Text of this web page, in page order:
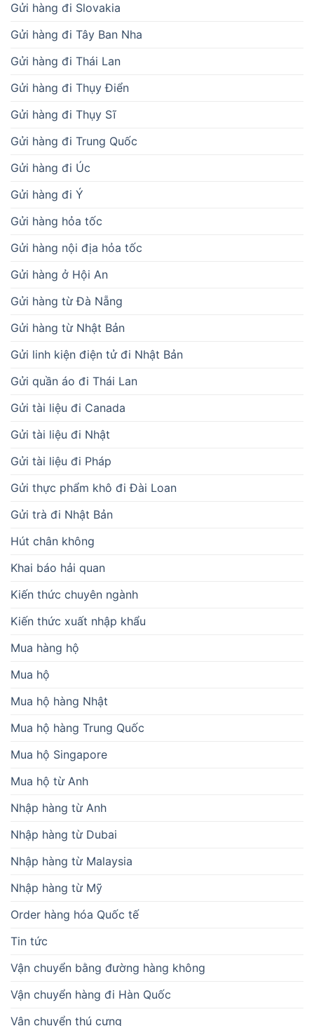
Gửi hàng đi Slovakia
Gửi hàng đi Tây Ban Nha
Gửi hàng đi Thái Lan
Gửi hàng đi Thụy Điển
Gửi hàng đi Thụy Sĩ
Gửi hàng đi Trung Quốc
Gửi hàng đi Úc
Gửi hàng đi Ý
Gửi hàng hỏa tốc
Gửi hàng nội địa hỏa tốc
Gửi hàng ở Hội An
Gửi hàng từ Đà Nẵng
Gửi hàng từ Nhật Bản
Gửi linh kiện điện tử đi Nhật Bản
Gửi quần áo đi Thái Lan
Gửi tài liệu đi Canada
Gửi tài liệu đi Nhật
Gửi tài liệu đi Pháp
Gửi thực phẩm khô đi Đài Loan
Gửi trà đi Nhật Bản
Hút chân không
Khai báo hải quan
Kiến thức chuyên ngành
Kiến thức xuất nhập khẩu
Mua hàng hộ
Mua hộ
Mua hộ hàng Nhật
Mua hộ hàng Trung Quốc
Mua hộ Singapore
Mua hộ từ Anh
Nhập hàng từ Anh
Nhập hàng từ Dubai
Nhập hàng từ Malaysia
Nhập hàng từ Mỹ
Order hàng hóa Quốc tế
Tin tức
Vận chuyển bằng đường hàng không
Vận chuyển hàng đi Hàn Quốc
Vận chuyển thú cưng